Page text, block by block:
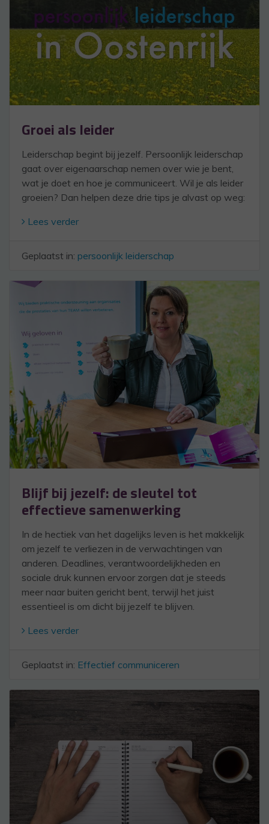
Groei als leider
Leiderschap begint bij jezelf. Persoonlijk leiderschap
gaat over eigenaarschap nemen over wie je bent,
wat je doet en hoe je communiceert. Wil je als leider
groeien? Dan helpen deze drie tips je alvast op weg:
Lees verder
Geplaatst in: persoonlijk leiderschap
Blijf bij jezelf: de sleutel tot
effectieve samenwerking
In de hectiek van het dagelijks leven is het makkelijk
om jezelf te verliezen in de verwachtingen van
anderen. Deadlines, verantwoordelijkheden en
sociale druk kunnen ervoor zorgen dat je steeds
meer naar buiten gericht bent, terwijl het juist
essentieel is om dicht bij jezelf te blijven.
Lees verder
Geplaatst in: Effectief communiceren